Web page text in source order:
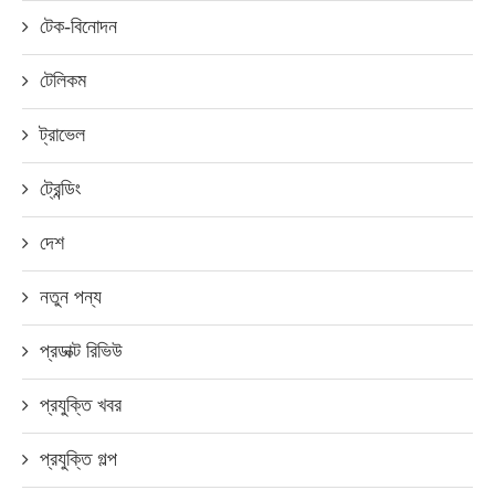
টেক-বিনোদন
টেলিকম
ট্রাভেল
ট্রেন্ডিং
দেশ
নতুন পন্য
প্রডাক্ট রিভিউ
প্রযুক্তি খবর
প্রযুক্তি গল্প